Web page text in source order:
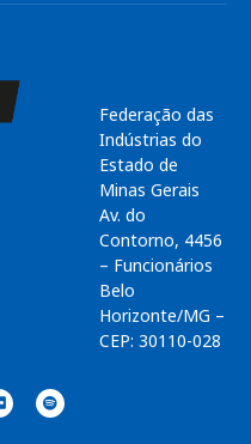
Federação das
Indústrias do
Estado de
Minas Gerais
Av. do
Contorno, 4456
– Funcionários
Belo
Horizonte/MG –
CEP: 30110-028